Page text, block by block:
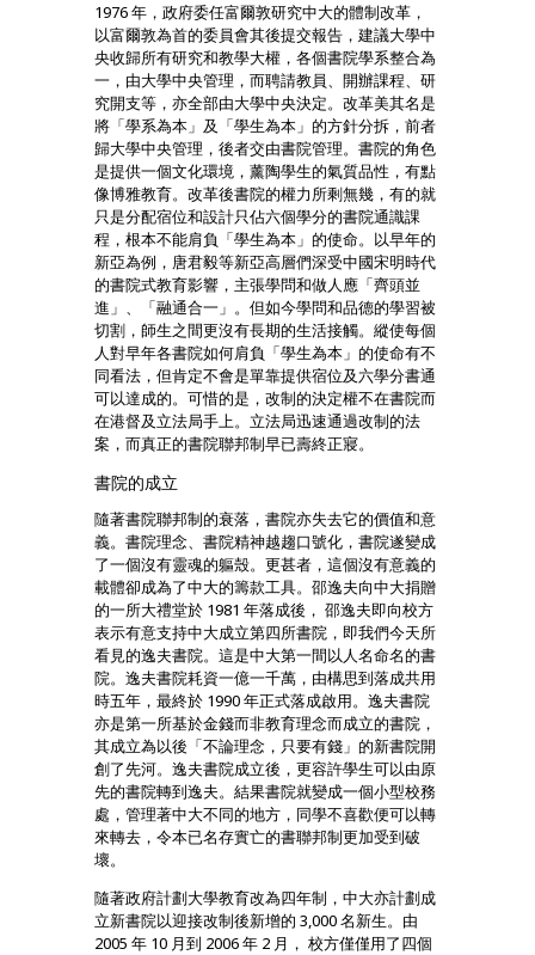
1976 年，政府委任富爾敦研究中大的體制改革，
以富爾敦為首的委員會其後提交報告，建議大學中
央收歸所有研究和教學大權，各個書院學系整合為
一，由大學中央管理，而聘請教員、開辦課程、研
究開支等，亦全部由大學中央決定。改革美其名是
將「學系為本」及「學生為本」的方針分拆，前者
歸大學中央管理，後者交由書院管理。書院的角色
是提供一個文化環境，薰陶學生的氣質品性，有點
像博雅教育。改革後書院的權力所剩無幾，有的就
只是分配宿位和設計只佔六個學分的書院通識課
程，根本不能肩負「學生為本」的使命。以早年的
新亞為例，唐君毅等新亞高層們深受中國宋明時代
的書院式教育影響，主張學問和做人應「齊頭並
進」、「融通合一」。但如今學問和品德的學習被
切割，師生之間更沒有長期的生活接觸。縱使每個
人對早年各書院如何肩負「學生為本」的使命有不
同看法，但肯定不會是單靠提供宿位及六學分書通
可以達成的。可惜的是，改制的決定權不在書院而
在港督及立法局手上。立法局迅速通過改制的法
案，而真正的書院聯邦制早已壽終正寢。
書院的成立
隨著書院聯邦制的衰落，書院亦失去它的價值和意
義。書院理念、書院精神越趨口號化，書院遂變成
了一個沒有靈魂的軀殼。更甚者，這個沒有意義的
載體卻成為了中大的籌款工具。邵逸夫向中大捐贈
的一所大禮堂於 1981 年落成後， 邵逸夫即向校方
表示有意支持中大成立第四所書院，即我們今天所
看見的逸夫書院。這是中大第一間以人名命名的書
院。逸夫書院耗資一億一千萬，由構思到落成共用
時五年，最終於 1990 年正式落成啟用。逸夫書院
亦是第一所基於金錢而非教育理念而成立的書院，
其成立為以後「不論理念，只要有錢」的新書院開
創了先河。逸夫書院成立後，更容許學生可以由原
先的書院轉到逸夫。結果書院就變成一個小型校務
處，管理著中大不同的地方，同學不喜歡便可以轉
來轉去，令本已名存實亡的書聯邦制更加受到破
壞。
隨著政府計劃大學教育改為四年制，中大亦計劃成
立新書院以迎接改制後新增的 3,000 名新生。由
2005 年 10 月到 2006 年 2 月， 校方僅僅用了四個